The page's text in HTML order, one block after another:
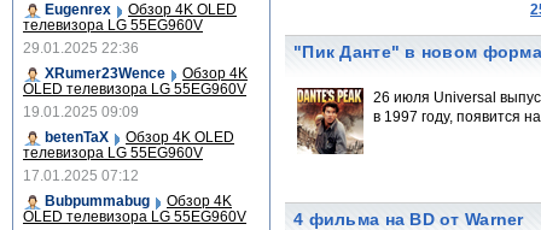
"Пик Данте" в новом
26 июля Universal
в 1997 году, появится
4 фильма на BD от Warner
Eugenrex
Обзор 4K OLED
телевизора LG 55EG960V
29.01.2025 22:36
XRumer23Wence
Обзор 4K
OLED телевизора LG 55EG960V
19.01.2025 09:09
betenTaX
Обзор 4K OLED
телевизора LG 55EG960V
17.01.2025 07:12
Bubpummabug
Обзор 4K
OLED телевизора LG 55EG960V